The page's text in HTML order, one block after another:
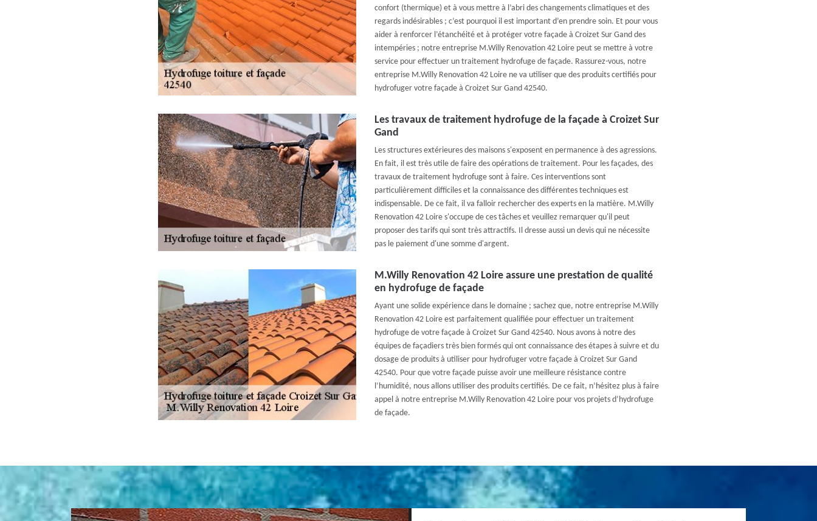
confort (thermique) et à vous mettre à l’abri des changements climatiques et des
regards indésirables ; c’est pourquoi il est important d’en prendre soin. Et pour vous
aider à renforcer l’étanchéité et à protéger votre façade à Croizet Sur Gand des
intempéries ; notre entreprise M.Willy Renovation 42 Loire peut se mettre à votre
service pour effectuer un traitement hydrofuge de façade. Rassurez-vous, notre
entreprise M.Willy Renovation 42 Loire ne va utiliser que des produits certifiés pour
hydrofuger votre façade à Croizet Sur Gand 42540.
Les travaux de traitement hydrofuge de la façade à Croizet Sur
Gand
Les structures extérieures des maisons s'exposent en permanence à des agressions.
En fait, il est très utile de faire des opérations de traitement. Pour les façades, des
travaux de traitement hydrofuge sont à faire. Ces interventions sont
particulièrement difficiles et la connaissance des différentes techniques est
indispensable. De ce fait, il va falloir rechercher des experts en la matière. M.Willy
Renovation 42 Loire s'occupe de ces tâches et veuillez remarquer qu'il peut
proposer des tarifs qui sont très attractifs. Il dresse aussi un devis qui ne nécessite
pas le paiement d'une somme d'argent.
M.Willy Renovation 42 Loire assure une prestation de qualité
en hydrofuge de façade
Ayant une solide expérience dans le domaine ; sachez que, notre entreprise M.Willy
Renovation 42 Loire est parfaitement qualifiée pour effectuer un traitement
hydrofuge de votre façade à Croizet Sur Gand 42540. Nous avons à notre des
équipes de façadiers très bien formés qui ont connaissance des étapes à suivre et du
dosage de produits à utiliser pour hydrofuger votre façade à Croizet Sur Gand
42540. Pour que votre façade puisse avoir une meilleure résistance contre
l’humidité, nous allons utiliser des produits certifiés. De ce fait, n’hésitez plus à faire
appel à notre entreprise M.Willy Renovation 42 Loire pour vos projets d’hydrofuge
de façade.